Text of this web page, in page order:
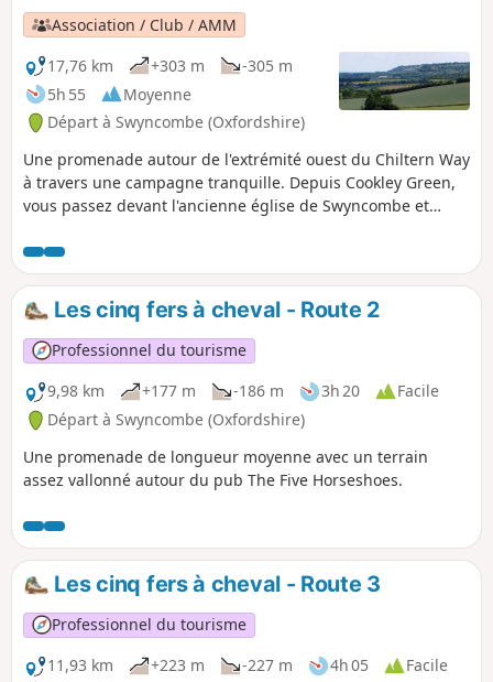
Association / Club / AMM
17,76 km
+303 m
-305 m
5h 55
Moyenne
Départ à Swyncombe (Oxfordshire)
Une promenade autour de l'extrémité ouest du Chiltern Way
à travers une campagne tranquille. Depuis Cookley Green,
vous passez devant l'ancienne église de Swyncombe et
vue imprenable sur les Chilterns et la vallée de la Tamise.
Après avoir atteint Ewelme, vous revenez par un ancien
chemin de transhumance.
Les cinq fers à cheval - Route 2
Professionnel du tourisme
9,98 km
+177 m -186 m 3h 20
Facile
Départ à Swyncombe (Oxfordshire)
Une promenade de longueur moyenne avec un terrain
assez vallonné autour du pub The Five Horseshoes.
Les cinq fers à cheval - Route 3
Professionnel du tourisme
11,93 km
+223 m -227 m 4h 05
Facile